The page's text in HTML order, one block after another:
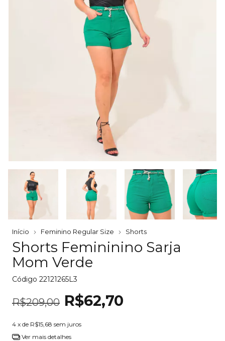
Início Feminino Regular Size Shorts
Shorts Femininino Sarja
Mom Verde
Código 22121265L3
R$209,00 R$62,70
4 x de R$15,68 sem juros
Ver mais detalhes